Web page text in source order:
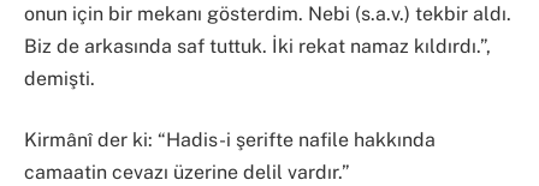
onun için bir mekanı gösterdim. Nebi (s.a.v.) tekbir aldı.
Biz de arkasında saf tuttuk. İki rekat namaz kıldırdı.”,
demişti.
​Kirmânî der ki: “Hadis-i şerifte nafile hakkında
camaatin cevazı üzerine delil vardır.”